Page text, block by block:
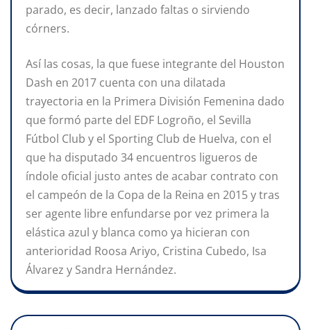
parado, es decir, lanzado faltas o sirviendo
córners.
Así las cosas, la que fuese integrante del Houston
Dash en 2017 cuenta con una dilatada
trayectoria en la Primera División Femenina dado
que formó parte del EDF Logroño, el Sevilla
Fútbol Club y el Sporting Club de Huelva, con el
que ha disputado 34 encuentros ligueros de
índole oficial justo antes de acabar contrato con
el campeón de la Copa de la Reina en 2015 y tras
ser agente libre enfundarse por vez primera la
elástica azul y blanca como ya hicieran con
anterioridad Roosa Ariyo, Cristina Cubedo, Isa
Álvarez y Sandra Hernández.